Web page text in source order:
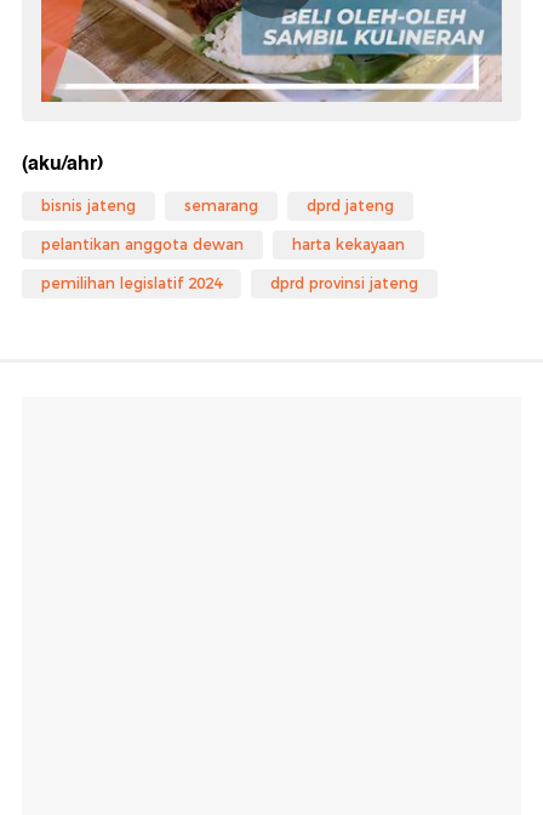
(aku/ahr)
bisnis jateng semarang dprd jateng
pelantikan anggota dewan harta kekayaan
pemilihan legislatif 2024 dprd provinsi jateng